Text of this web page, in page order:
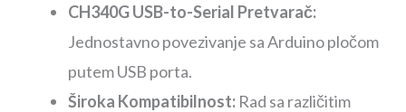
CH340G USB-to-Serial Pretvarač:
Jednostavno povezivanje sa Arduino pločom
putem USB porta.
Široka Kompatibilnost: Rad sa različitim